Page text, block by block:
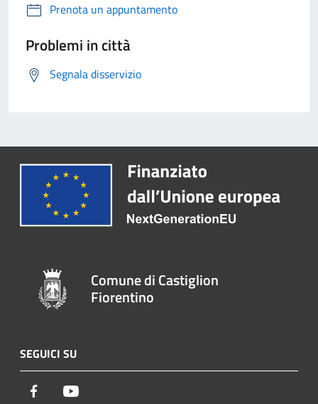
Prenota un appuntamento
Problemi in città
Segnala disservizio
Comune di Castiglion
Fiorentino
SEGUICI SU
Facebook